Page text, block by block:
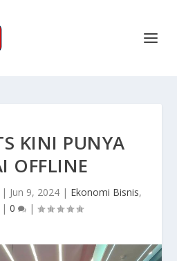
KINI PUNYA
OFFLINE
| Jun 9, 2024 | Ekonomi Bisnis,
| 0 |